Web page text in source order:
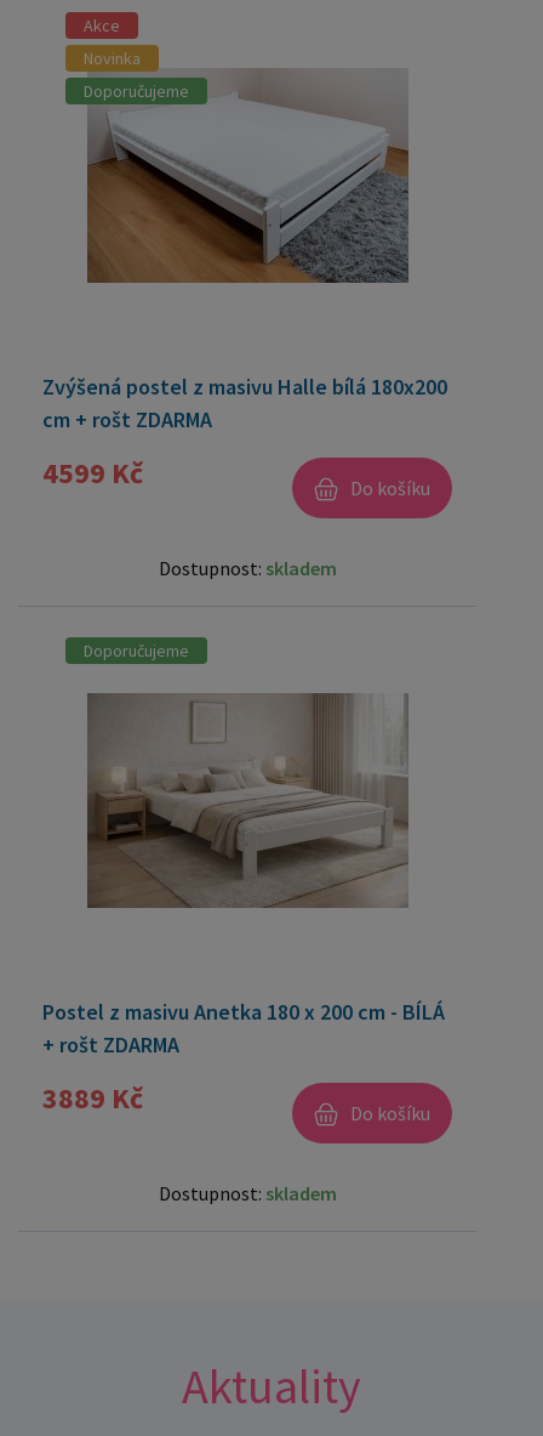
Akce
Novinka
Doporučujeme
Zvýšená postel z masivu Halle bílá 180x200
cm + rošt ZDARMA
4599 Kč Do košíku
Dostupnost: skladem
Doporučujeme
Postel z masivu Anetka 180 x 200 cm - BÍLÁ
+ rošt ZDARMA
3889 Kč Do košíku
Dostupnost: skladem
Aktuality